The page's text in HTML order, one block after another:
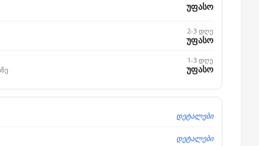
უფასო
2-3 დღე
უფასო
1-3 დღე
უფასო
დეტალები
დეტალები